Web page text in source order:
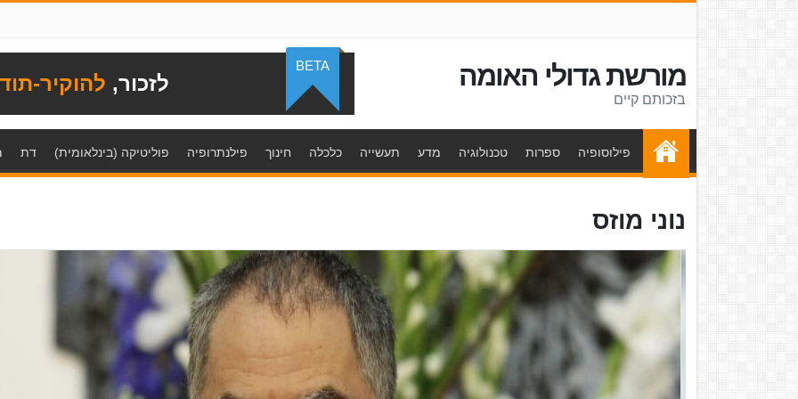
מורשת גדולי האומה
בזכותם קיים
לזכור, להוקיר-
BETA
פילוסופיה ספרות טכנולוגיה מדע תעשייה כלכלה חינוך פילנתרופיה פוליטיקה (בינלאומית) דת
נוני מוזס